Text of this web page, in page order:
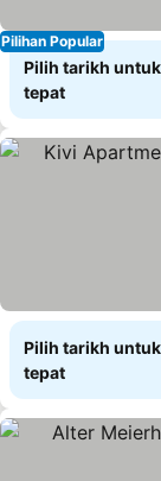
Pilihan Popular
Pilih tarikh
tepat
Pilih tarikh
tepat